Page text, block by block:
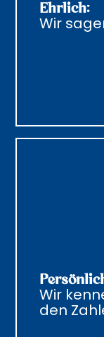
Ehrlich:
Wir
Wir
den